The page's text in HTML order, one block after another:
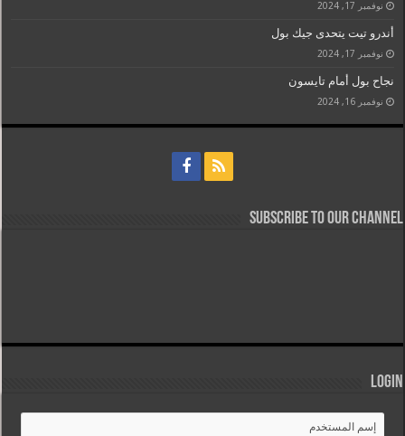
نوفمبر 17, 2024
أندرو تيت يتحدى جيك بول
نوفمبر 17, 2024
نجاح بول أمام تايسون
نوفمبر 16, 2024
Subscribe to our Channel
Login